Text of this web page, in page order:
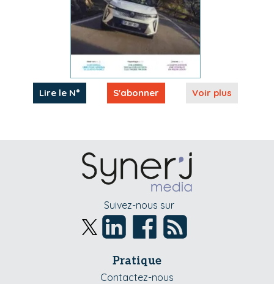
Lire le N° S'abonner Voir plus
Suivez-nous sur
Pratique
Contactez-nous